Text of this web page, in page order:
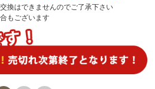
換はできませんのでご了承下さい
もございます